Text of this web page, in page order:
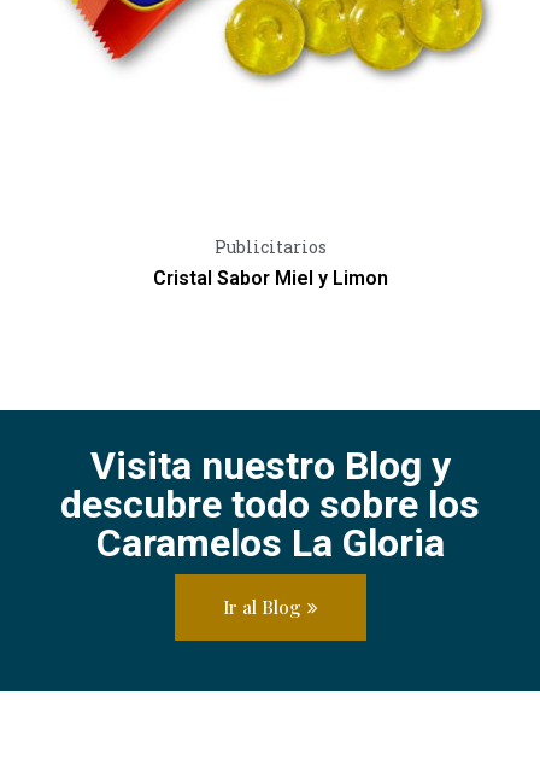
Vista Rápida
Publicitarios
Cristal Sabor Miel y Limon
Visita nuestro Blog y
descubre todo sobre los
Caramelos La Gloria
Ir al Blog